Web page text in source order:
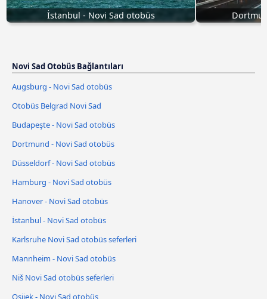
İstanbul - Novi Sad otobüs
Novi Sad Otobüs Bağlantıları
Augsburg - Novi Sad otobüs
Otobüs Belgrad Novi Sad
Budapeşte - Novi Sad otobüs
Dortmund - Novi Sad otobüs
Düsseldorf - Novi Sad otobüs
Hamburg - Novi Sad otobüs
Hanover - Novi Sad otobüs
İstanbul - Novi Sad otobüs
Karlsruhe Novi Sad otobüs seferleri
Mannheim - Novi Sad otobüs
Niš Novi Sad otobüs seferleri
Osijek - Novi Sad otobüs